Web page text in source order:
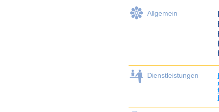
Allgemein
Dienstleistungen